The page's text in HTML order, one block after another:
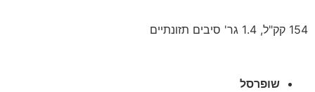
154 קק"ל, 1.4 גר' סיבים תזונתיים
שופרסל